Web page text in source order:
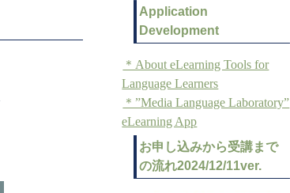
Application
Development
＊About eLearning Tools for
Language Learners
＊”Media Language Laboratory”
eLearning App
お申し込みから受講まで
の流れ2024/12/11ver.